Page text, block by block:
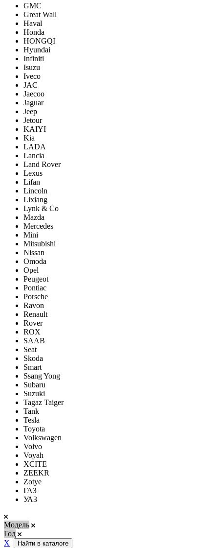
GMC
Great Wall
Haval
Honda
HONGQI
Hyundai
Infiniti
Isuzu
Iveco
JAC
Jaecoo
Jaguar
Jeep
Jetour
KAIYI
Kia
LADA
Lancia
Land Rover
Lexus
Lifan
Lincoln
Lixiang
Lynk & Co
Mazda
Mercedes
Mini
Mitsubishi
Nissan
Omoda
Opel
Peugeot
Pontiac
Porsсhe
Ravon
Renault
Rover
ROX
SAAB
Seat
Skoda
Smart
Ssang Yong
Subaru
Suzuki
Tagaz Taiger
Tank
Tesla
Toyota
Volkswagen
Volvo
Voyah
XCITE
ZEEKR
Zotye
ГАЗ
УАЗ
Модель
Год
Х
Найти в каталоге